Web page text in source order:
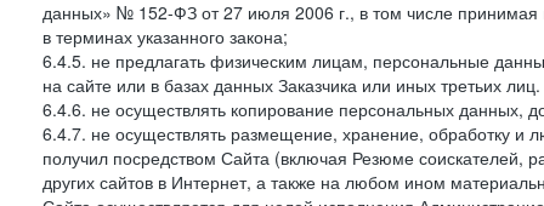
данных» № 152-ФЗ от 27 июля 2006 г., в том числе принимая
в терминах указанного закона;
6.4.5. не предлагать физическим лицам, персональные
на сайте или в базах данных Заказчика или иных третьих лиц.
6.4.6. не осуществлять копирование персональных данных,
6.4.7. не осуществлять размещение, хранение, обработку и
получил посредством Сайта (включая Резюме
других сайтов в Интернет, а также на любом ином